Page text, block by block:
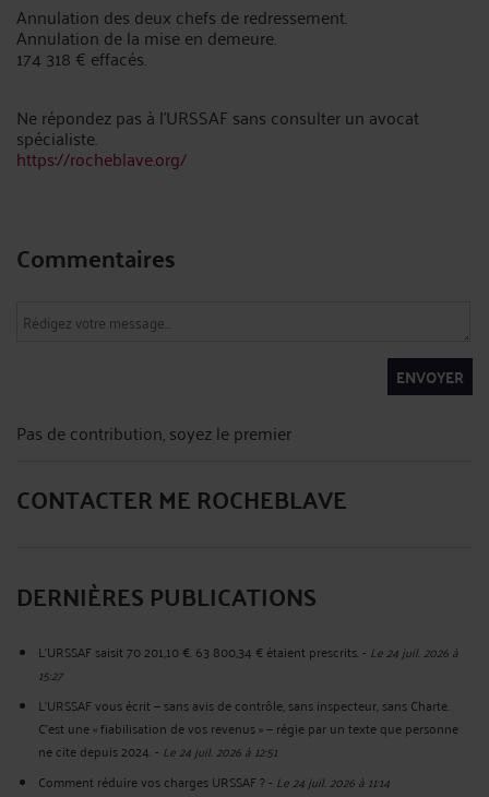
Annulation des deux chefs de redressement.
Annulation de la mise en demeure.
174 318 € effacés.
Ne répondez pas à l’URSSAF sans consulter un avocat
spécialiste.
https://rocheblave.org/
Commentaires
ENVOYER
Pas de contribution, soyez le premier
CONTACTER ME ROCHEBLAVE
DERNIÈRES PUBLICATIONS
L'URSSAF saisit 70 201,10 €. 63 800,34 € étaient prescrits.- Le 24 juil. 2026 à
15:27
L'URSSAF vous écrit — sans avis de contrôle, sans inspecteur, sans Charte.
C'est une « fiabilisation de vos revenus » — régie par un texte que personne
ne cite depuis 2024.- Le 24 juil. 2026 à 12:51
Comment réduire vos charges URSSAF ?- Le 24 juil. 2026 à 11:14